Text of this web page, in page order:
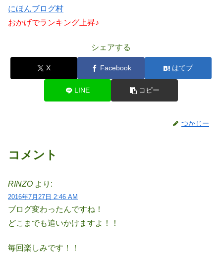
にほんブログ村
おかげでランキング上昇♪
シェアする
X Facebook はてブ
LINE コピー
つかじー
コメント
RINZO より:
2016年7月27日 2:46 AM
ブログ変わったんですね！
どこまでも追いかけますよ！！
毎回楽しみです！！